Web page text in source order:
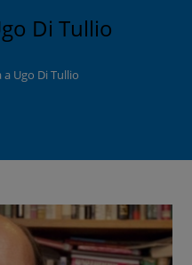
Di Tullio
Ugo Di Tullio